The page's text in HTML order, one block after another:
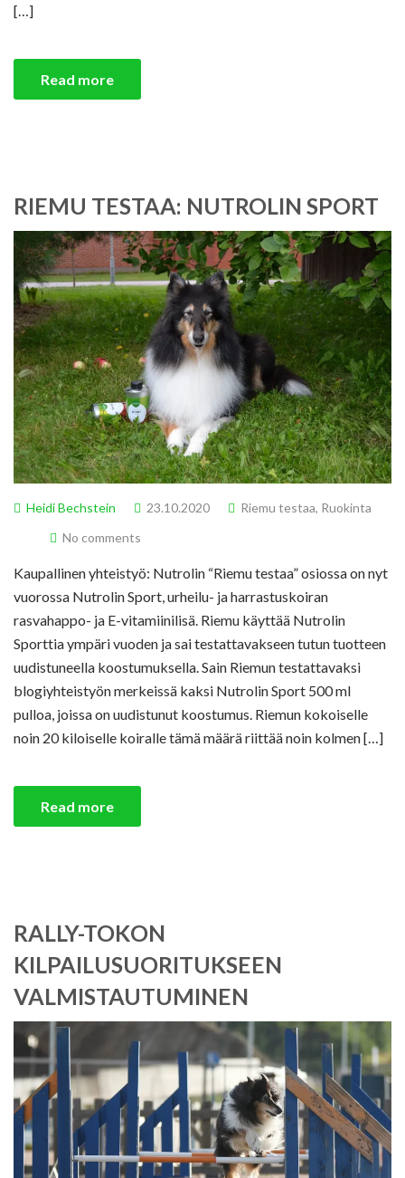
[…]
Read more
RIEMU TESTAA: NUTROLIN SPORT
Heidi Bechstein 23.10.2020 Riemu testaa, Ruokinta
No comments
Kaupallinen yhteistyö: Nutrolin “Riemu testaa” osiossa on nyt
vuorossa Nutrolin Sport, urheilu- ja harrastuskoiran
rasvahappo- ja E-vitamiinilisä. Riemu käyttää Nutrolin
Sporttia ympäri vuoden ja sai testattavakseen tutun tuotteen
uudistuneella koostumuksella. Sain Riemun testattavaksi
blogiyhteistyön merkeissä kaksi Nutrolin Sport 500 ml
pulloa, joissa on uudistunut koostumus. Riemun kokoiselle
noin 20 kiloiselle koiralle tämä määrä riittää noin kolmen […]
Read more
RALLY-TOKON
KILPAILUSUORITUKSEEN
VALMISTAUTUMINEN